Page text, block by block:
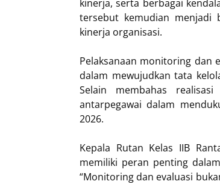
kinerja, serta berbagai
tersebut kemudian menjadi
kinerja organisasi.
Pelaksanaan monitoring dan
dalam mewujudkan tata
Selain membahas
antarpegawai dalam
2026.
Kepala Rutan Kelas IIB
memiliki peran penting
“Monitoring dan evaluasi